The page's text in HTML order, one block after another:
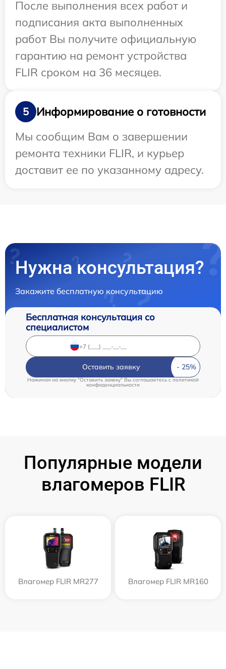
После выполнения всех работ и
подписания акта выполненных
работ Вы получите официальную
гарантию на ремонт устройства
FLIR сроком на 36 месяцев.
5
Информирование о готовности
Мы сообщим Вам о завершении
ремонта техники FLIR, и курьер
доставит ее по указанному адресу.
Нужна консультация?
Закажите бесплатную консультацию
Бесплатная консультация со
специалистом
Оставить заявку
Нажимая на кнопку "Оставить заявку" Вы соглашаетесь c политикой
конфиденциальности
Популярные модели
влагомеров FLIR
Влагомер FLIR MR277 Влагомер FLIR MR160